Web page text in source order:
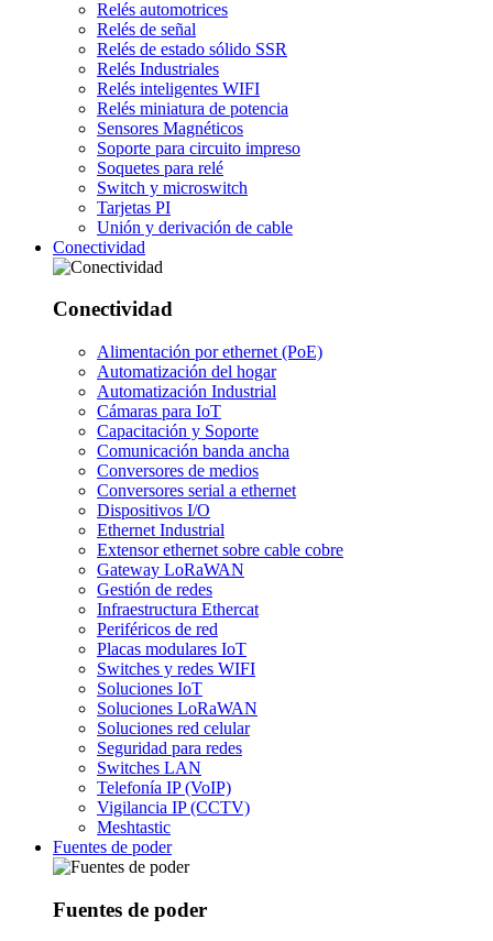
Relés automotrices
Relés de señal
Relés de estado sólido SSR
Relés Industriales
Relés inteligentes WIFI
Relés miniatura de potencia
Sensores Magnéticos
Soporte para circuito impreso
Soquetes para relé
Switch y microswitch
Tarjetas PI
Unión y derivación de cable
Conectividad
Conectividad
Alimentación por ethernet (PoE)
Automatización del hogar
Automatización Industrial
Cámaras para IoT
Capacitación y Soporte
Comunicación banda ancha
Conversores de medios
Conversores serial a ethernet
Dispositivos I/O
Ethernet Industrial
Extensor ethernet sobre cable cobre
Gateway LoRaWAN
Gestión de redes
Infraestructura Ethercat
Periféricos de red
Placas modulares IoT
Switches y redes WIFI
Soluciones IoT
Soluciones LoRaWAN
Soluciones red celular
Seguridad para redes
Switches LAN
Telefonía IP (VoIP)
Vigilancia IP (CCTV)
Meshtastic
Fuentes de poder
Fuentes de poder